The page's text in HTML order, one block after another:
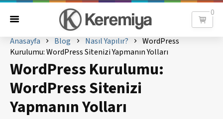
0
Anasayfa Blog Nasıl Yapılır?
WordPress
Kurulumu: WordPress Sitenizi Yapmanın Yolları
WordPress Kurulumu:
WordPress Sitenizi
Yapmanın Yolları